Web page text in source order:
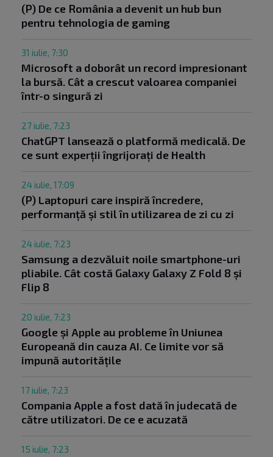
(P) De ce România a devenit un hub bun
pentru tehnologia de gaming
31 iulie, 7:30
Microsoft a doborât un record impresionant
la bursă. Cât a crescut valoarea companiei
într-o singură zi
27 iulie, 7:23
ChatGPT lansează o platformă medicală. De
ce sunt experții îngrijorați de Health
24 iulie, 17:09
(P) Laptopuri care inspiră încredere,
performanță și stil în utilizarea de zi cu zi
24 iulie, 7:23
Samsung a dezvăluit noile smartphone-uri
pliabile. Cât costă Galaxy Galaxy Z Fold 8 și
Flip 8
20 iulie, 7:23
Google și Apple au probleme în Uniunea
Europeană din cauza AI. Ce limite vor să
impună autoritățile
17 iulie, 7:23
Compania Apple a fost dată în judecată de
către utilizatori. De ce e acuzată
15 iulie, 7:23